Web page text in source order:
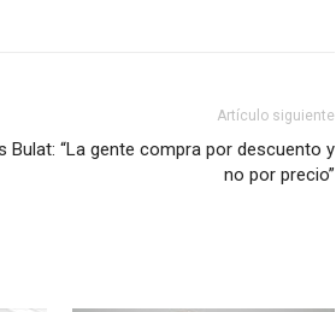
Artículo siguiente
Bulat: “La gente compra por descuento y
no por precio”